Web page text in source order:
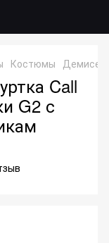
Костюмы
Call
G2 с